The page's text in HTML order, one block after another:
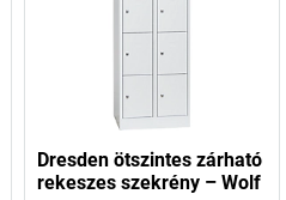
Dresden ötszintes zárható
rekeszes szekrény – Wolf